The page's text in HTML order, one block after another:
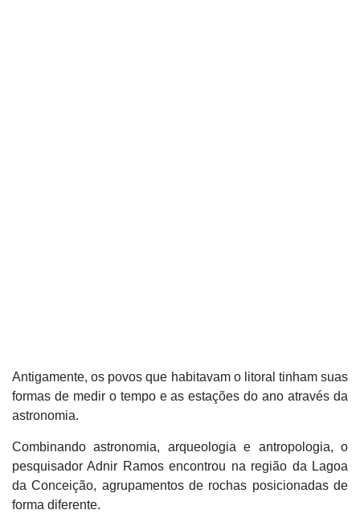
Antigamente, os povos que habitavam o litoral tinham suas
formas de medir o tempo e as estações do ano através da
astronomia.
Combinando astronomia, arqueologia e antropologia, o
pesquisador Adnir Ramos encontrou na região da Lagoa
da Conceição, agrupamentos de rochas posicionadas de
forma diferente.